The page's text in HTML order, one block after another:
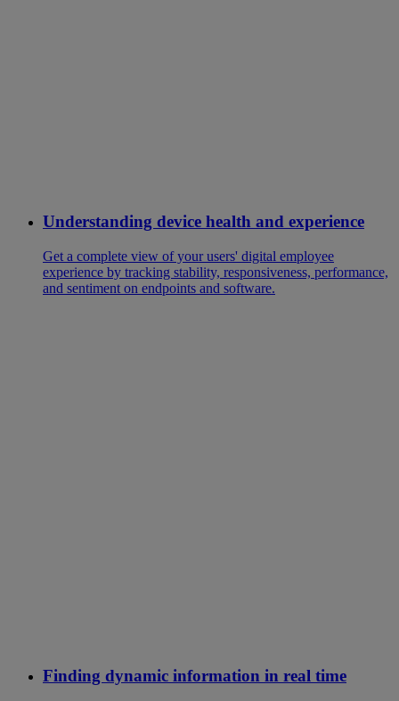
Understanding device health and experience
Get a complete view of your users' digital employee
experience by tracking stability, responsiveness, performance,
and sentiment on endpoints and software.
Finding dynamic information in real time